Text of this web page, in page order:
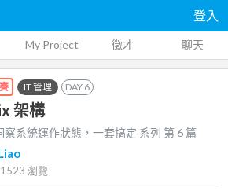
登入
My Project 徵才 聊天
IT 管理 DAY 6
架構
察系統運作狀態，一套搞定 系列 第6 篇
1523 瀏覽